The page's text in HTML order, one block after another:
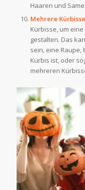
Haaren und
Mehrere Kürbisse
Kürbisse, um
gestalten. Das
sein, eine
Kürbis ist, oder
mehreren